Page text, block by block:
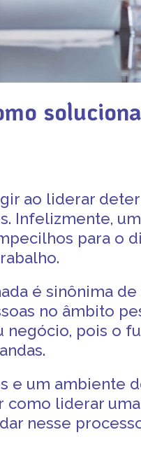
ao liderar
Infelizmente,
para o
.
é sinônima
no âmbito
negócio, pois o
.
e um ambiente
como liderar
nesse